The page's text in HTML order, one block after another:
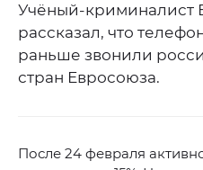
Учёный-криминалист
рассказал, что
раньше звонили
стран Евросоюза.
После 24 февраля